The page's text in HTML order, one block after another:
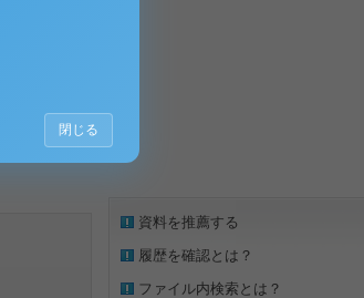
資料を推薦する
履歴を確認とは？
ファイル内検索とは？
閉じる